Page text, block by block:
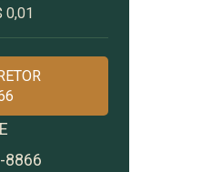
0,01
8866